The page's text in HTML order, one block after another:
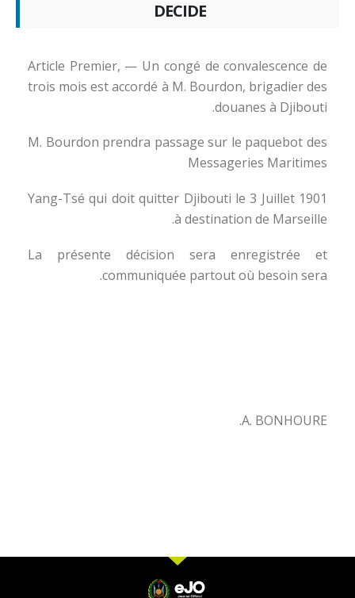
DECIDE
Article Premier, — Un congé de convalescence de
trois mois est accordé à M. Bourdon, brigadier des
douanes à Djibouti.
M. Bourdon prendra passage sur le paquebot des
Messageries Maritimes
Yang-Tsé qui doit quitter Djibouti le 3 Juillet 1901
à destination de Marseille.
La présente décision sera enregistrée et
communiquée partout où besoin sera.
A. BONHOURE.